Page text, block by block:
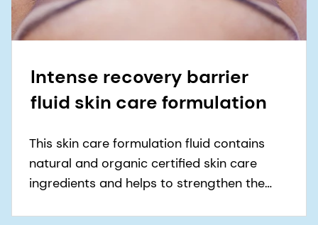
Intense recovery barrier
fluid skin care formulation
This skin care formulation fluid contains
natural and organic certified skin care
ingredients and helps to strengthen the